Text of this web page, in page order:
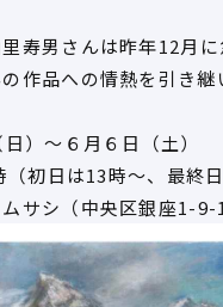
寿男さんは昨年12月に
作品への情熱を引き
）～６月６日（土）
（初日は13時～、最終
ムサシ（中央区銀座1-9-